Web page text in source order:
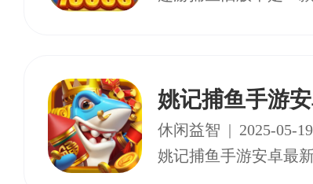
姚记捕鱼手游
休闲益智 | 2025-05-19